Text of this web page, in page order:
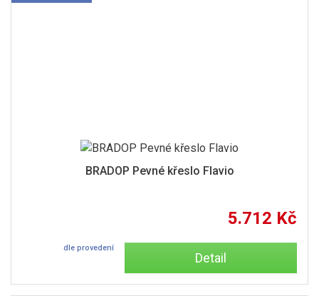
BRADOP Pevné křeslo Flavio
5.712 Kč
dle provedení
Detail